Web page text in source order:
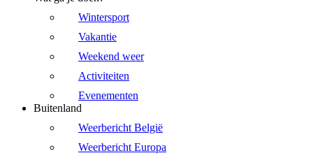
Wintersport
Vakantie
Weekend weer
Activiteiten
Evenementen
Buitenland
Weerbericht België
Weerbericht Europa